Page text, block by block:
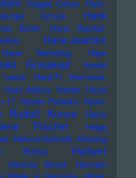
Haggai Cohen Haim
Schule
Hank
Eisler
Hans Reichel
Hans-Joachim
Haoe Kerkeling
Hape
Grosskopf
Harald
Lesch Hard-Fi Harmonia
Hasil Adkins Hattler Hazel
17 Heiner Pudelko Heino
Rudolf Kunze
Heinz
Fischer
Helge
Helmut Schmidt Henning
Rollins
Herbert
Herman Brood
Hermeto